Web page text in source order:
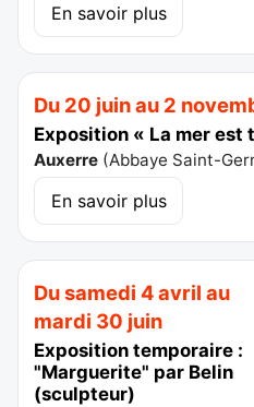
En savoir plus
Du 20 juin au 2
Exposition « La mer est
Auxerre (Abbaye Saint-
En savoir plus
Du samedi 4 avril au
mardi 30 juin
Exposition temporaire :
"Marguerite" par Belin
(sculpteur)